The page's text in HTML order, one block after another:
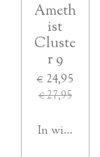
Ameth
ist
Cluste
r 9
€ 24,95
€ 27,95
In